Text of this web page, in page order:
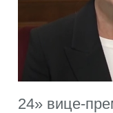
24» вице-